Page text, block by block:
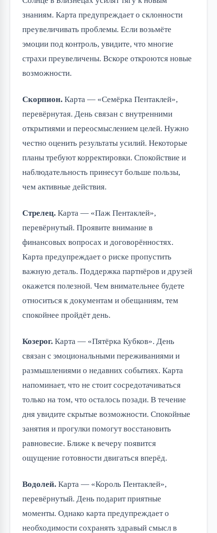
знаниям. Карта предупреждает о склонности
преувеличивать проблемы. Если возьмёте
эмоции под контроль, увидите, что многие
страхи преувеличены. Вскоре откроются новые
возможности.
Скорпион. Карта — «Семёрка Пентаклей»,
перевёрнутая. День связан с внутренними
открытиями и переосмыслением целей. Нужно
честно оценить результаты усилий. Некоторые
планы требуют корректировки. Спокойствие и
наблюдательность принесут больше пользы,
чем активные действия.
Стрелец. Карта — «Паж Пентаклей»,
перевёрнутый. Проявите внимание в
финансовых вопросах и договорённостях.
Карта предупреждает о риске пропустить
важную деталь. Поддержка партнёров и друзей
окажется полезной. Чем внимательнее будете
относиться к документам и обещаниям, тем
спокойнее пройдёт день.
Козерог. Карта — «Пятёрка Кубков». День
связан с эмоциональными переживаниями и
размышлениями о недавних событиях. Карта
напоминает, что не стоит сосредотачиваться
только на том, что осталось позади. В течение
дня увидите скрытые возможности. Спокойные
занятия и прогулки помогут восстановить
равновесие. Ближе к вечеру появится
ощущение готовности двигаться вперёд.
Водолей. Карта — «Король Пентаклей»,
перевёрнутый. День подарит приятные
моменты. Однако карта предупреждает о
необходимости сохранять здравый смысл в